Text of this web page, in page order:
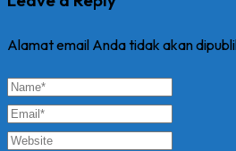
Alamat email Anda tidak akan